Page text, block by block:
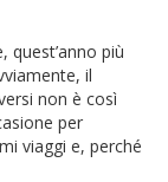
più
il
non è così
per
viaggi e, perché